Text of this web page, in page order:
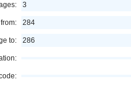
3
284
to: 286